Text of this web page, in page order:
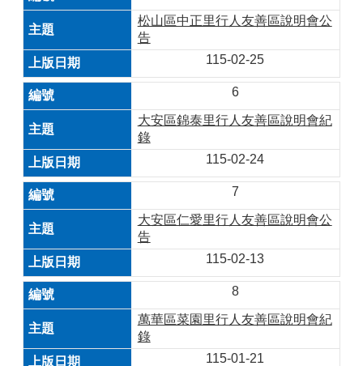
松山區中正里行人友善區說明會公
告
115-02-25
6
大安區錦泰里行人友善區說明會紀
錄
115-02-24
7
大安區仁愛里行人友善區說明會公
告
115-02-13
8
萬華區菜園里行人友善區說明會紀
錄
115-01-21